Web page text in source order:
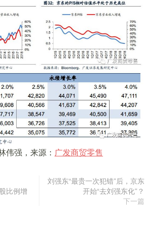
伟强，来源： 广发商贸零售
比例增
刘强东“最贵一次犯错”后，京东
开始“去刘强东化”？
下一篇